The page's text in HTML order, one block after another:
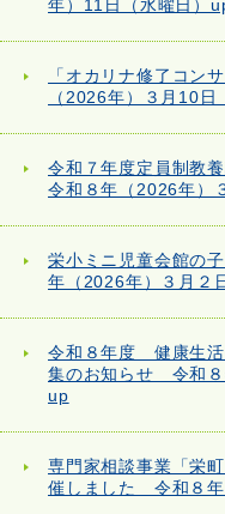
年）11日（水曜日）
「オカリナ修了コン
（2026年）３月10
令和７年度定員制教
令和８年（2026年）
栄小ミニ児童会館の
年（2026年）３月２
令和８年度 健康生
集のお知らせ 令和８
up
専門家相談事業「栄
催しました 令和８